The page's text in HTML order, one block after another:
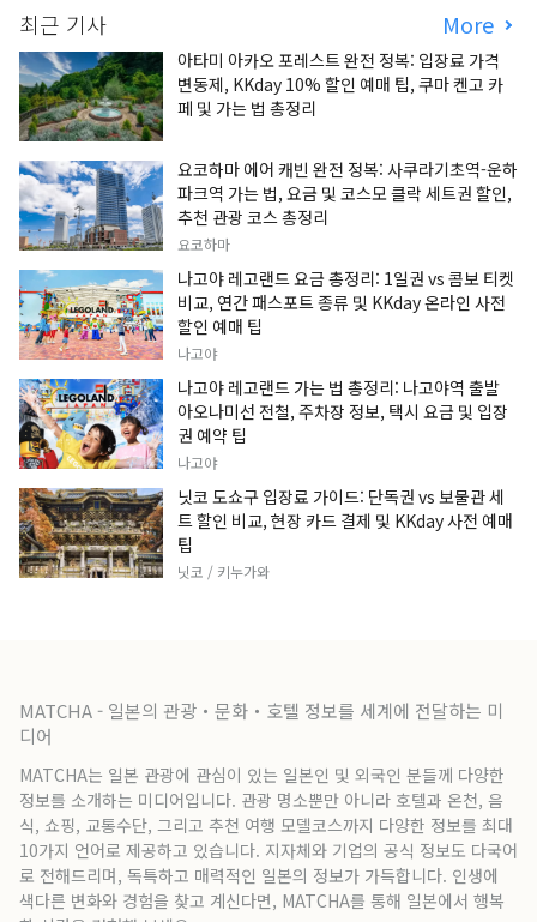
최근 기사 More
아타미 아카오 포레스트 완전 정복: 입장료 가격
변동제, KKday 10% 할인 예매 팁, 쿠마 켄고 카
페 및 가는 법 총정리
요코하마 에어 캐빈 완전 정복: 사쿠라기초역-운하
파크역 가는 법, 요금 및 코스모 클락 세트권 할인,
추천 관광 코스 총정리
요코하마
나고야 레고랜드 요금 총정리: 1일권 vs 콤보 티켓
비교, 연간 패스포트 종류 및 KKday 온라인 사전
할인 예매 팁
나고야
나고야 레고랜드 가는 법 총정리: 나고야역 출발
아오나미선 전철, 주차장 정보, 택시 요금 및 입장
권 예약 팁
나고야
닛코 도쇼구 입장료 가이드: 단독권 vs 보물관 세
트 할인 비교, 현장 카드 결제 및 KKday 사전 예매
팁
닛코 / 키누가와
MATCHA - 일본의 관광・문화・호텔 정보를 세계에 전달하는 미
디어
MATCHA는 일본 관광에 관심이 있는 일본인 및 외국인 분들께 다양한
정보를 소개하는 미디어입니다. 관광 명소뿐만 아니라 호텔과 온천, 음
식, 쇼핑, 교통수단, 그리고 추천 여행 모델코스까지 다양한 정보를 최대
10가지 언어로 제공하고 있습니다. 지자체와 기업의 공식 정보도 다국어
로 전해드리며, 독특하고 매력적인 일본의 정보가 가득합니다. 인생에
색다른 변화와 경험을 찾고 계신다면, MATCHA를 통해 일본에서 행복